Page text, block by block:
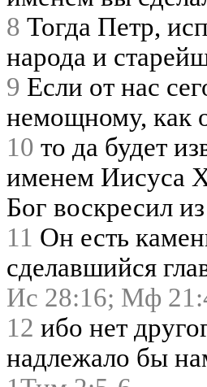
8 Тогда Петр,
народа и
9 Если от нас
немощному, как
10 то да будет
именем Иисуса
Бог воскресил
11 Он есть
сделавшийся
Ис 28:16; Мф
12 ибо нет
надлежало бы